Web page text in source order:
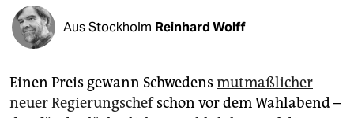
shop
fragen & hilfe
abo
Aus Stockholm Reinhard Wolff
Einen Preis gewann Schwedens mutmaßlicher
neuer Regierungschefschon vor dem Wahlabend –